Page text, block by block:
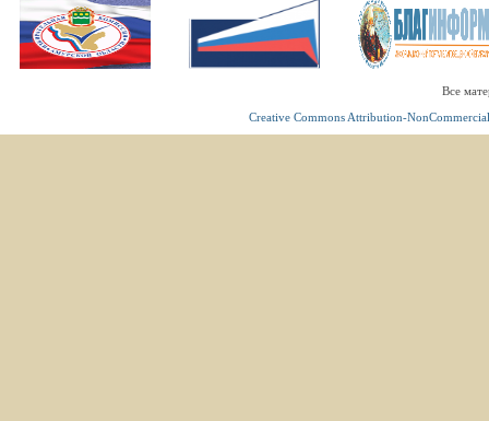
Все
Creative Commons Attribution-